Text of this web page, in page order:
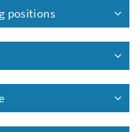
positions